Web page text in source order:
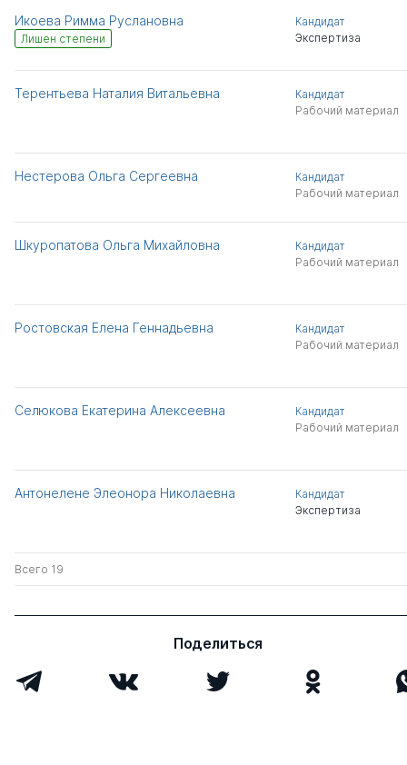
Икоева Римма Руслановна
Лишен степени
Кандидат
Экспертиза
Терентьева Наталия Витальевна
Кандидат
Рабочий материал
Нестерова Ольга Сергеевна
Кандидат
Рабочий материал
Шкуропатова Ольга Михайловна
Кандидат
Рабочий материал
Ростовская Елена Геннадьевна
Кандидат
Рабочий материал
Селюкова Екатерина Алексеевна
Кандидат
Рабочий материал
Антонелене Элеонора Николаевна
Кандидат
Экспертиза
Всего 19
Поделиться